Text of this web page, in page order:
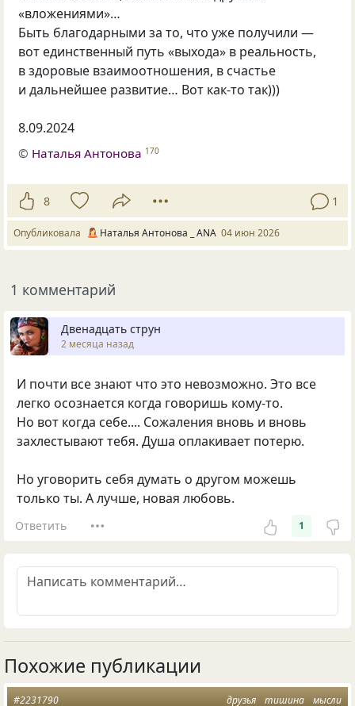
«вложениями»…
Быть благодарными за то, что уже получили —
вот единственный путь «выхода» в реальность,
в здоровые взаимоотношения, в счастье
и дальнейшее развитие… Вот как-то так)))
8.09.2024
© Наталья Антонова 170
8 1
Опубликовала Наталья Антонова _ ANA 04 июн 2026
1 комментарий
Двенадцать струн
2 месяца назад
И почти все знают что это невозможно. Это все
легко осознается когда говоришь кому-то.
Но вот когда себе.... Сожаления вновь и вновь
захлестывают тебя. Душа оплакивает потерю.
Но уговорить себя думать о другом можешь
только ты. А лучше, новая любовь.
Ответить 1
Похожие публикации
друзья тишина мысли
#2231790